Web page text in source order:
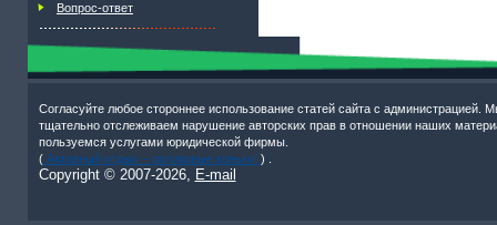
Вопрос-ответ
Согласуйте любое стороннее использование статей сайта с администрацией.
тщательно отслеживаем нарушение авторских прав в отношении наших
пользуемся услугами юридической фирмы.
(Активный отдых – роликовые коньки! ) .
Copyright © 2007-2026, E-mail